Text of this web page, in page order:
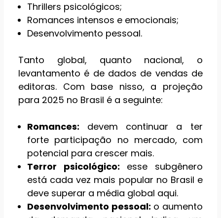
Thrillers psicológicos;
Romances intensos e emocionais;
Desenvolvimento pessoal.
Tanto global, quanto nacional, o
levantamento é de dados de vendas de
editoras. Com base nisso, a projeção
para 2025 no Brasil é a seguinte:
Romances: devem continuar a ter
forte participação no mercado, com
potencial para crescer mais.
Terror psicológico: esse subgênero
está cada vez mais popular no Brasil e
deve superar a média global aqui.
Desenvolvimento pessoal: o aumento